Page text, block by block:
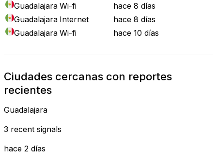
Guadalajara Wi-fi
hace 8 días
Guadalajara Internet
hace 8 días
Guadalajara Wi-fi hace 10 días
Ciudades cercanas con reportes
recientes
Guadalajara
3 recent signals
hace 2 días